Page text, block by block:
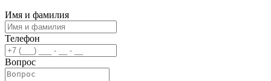
Имя и фамилия
Телефон
Вопрос